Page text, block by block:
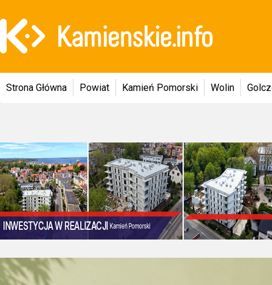
Strona Główna Powiat Kamień Pomorski Wolin